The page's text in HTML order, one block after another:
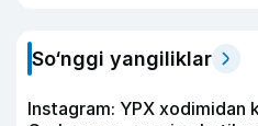
So‘nggi yangiliklar
Instagram: YPX xodimidan